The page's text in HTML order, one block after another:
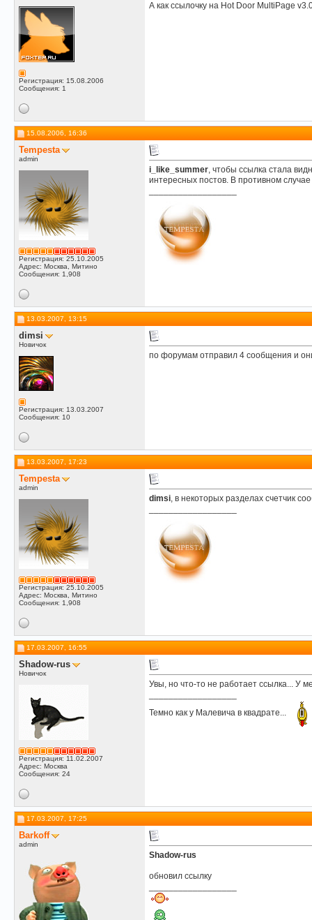
Регистрация: 15.08.2006
Сообщения: 1
А как ссылочку на Hot Door MultiPage
15.08.2006, 16:36
Tempesta
admin
Регистрация: 25.10.2005
Адрес: Москва, Митино
Сообщения: 1,908
i_like_summer, чтобы ссылка стала
интересных постов. В противном
13.03.2007, 13:15
dimsi
Новичок
Регистрация: 13.03.2007
Сообщения: 10
по форумам отправил 4 сообщения и
13.03.2007, 17:23
Tempesta
admin
Регистрация: 25.10.2005
Адрес: Москва, Митино
Сообщения: 1,908
dimsi, в некоторых разделах счетчик
17.03.2007, 16:55
Shadow-rus
Новичок
Регистрация: 11.02.2007
Адрес: Москва
Сообщения: 24
Увы, но что-то не работает ссылка... У
Темно как у Малевича в квадрате...
17.03.2007, 17:25
Barkoff
admin
Shadow-rus
обновил ссылку